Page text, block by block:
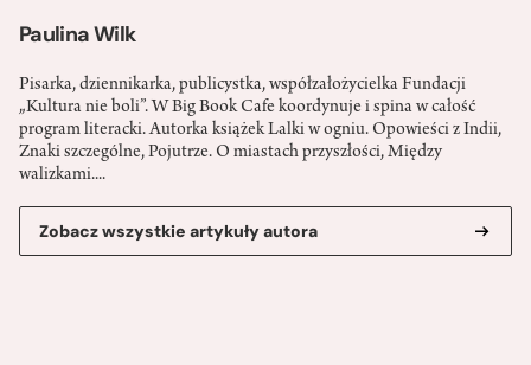
Paulina Wilk
Pisarka, dziennikarka, publicystka, współzałożycielka Fundacji
„Kultura nie boli”. W Big Book Cafe koordynuje i spina w całość
program literacki. Autorka książek Lalki w ogniu. Opowieści z Indii,
Znaki szczególne, Pojutrze. O miastach przyszłości, Między
walizkami....
Zobacz wszystkie artykuły autora